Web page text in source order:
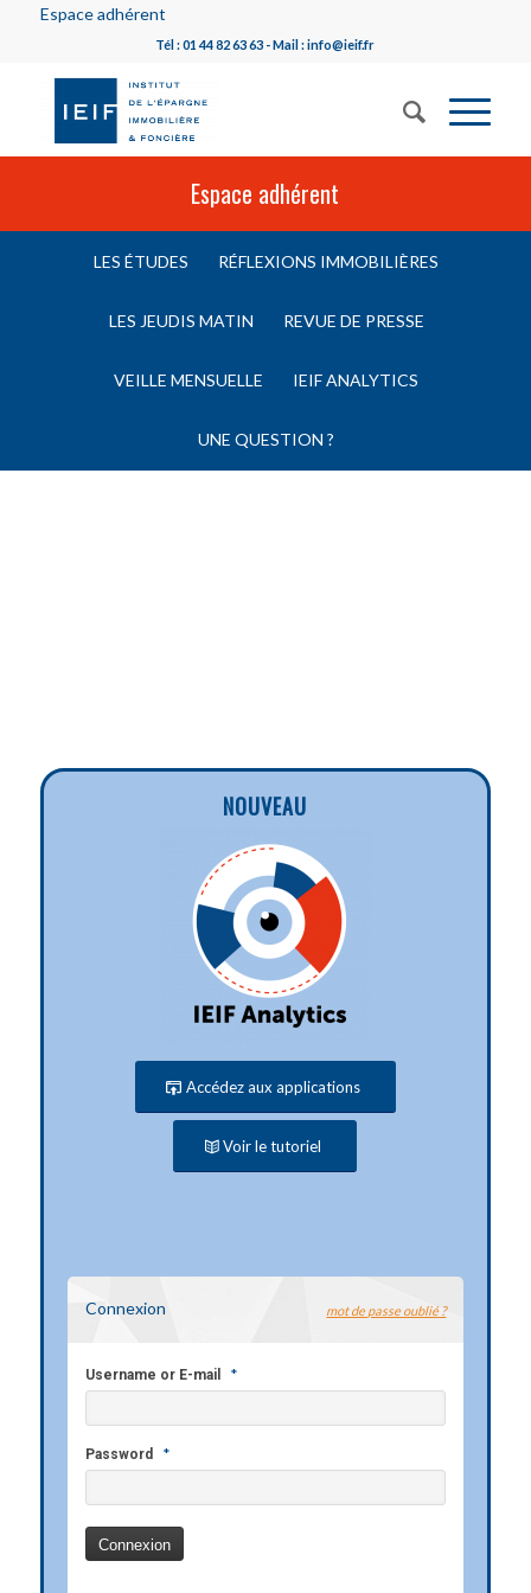
Espace adhérent
Tél : 01 44 82 63 63 - Mail : info@ieif.fr
Espace adhérent
LES ÉTUDES RÉFLEXIONS IMMOBILIÈRES
LES JEUDIS MATIN REVUE DE PRESSE
VEILLE MENSUELLE IEIF ANALYTICS
UNE QUESTION ?
NOUVEAU
Accédez aux applications
Voir le tutoriel
Connexion mot de passe oublié ?
Username or E-mail *
Password *